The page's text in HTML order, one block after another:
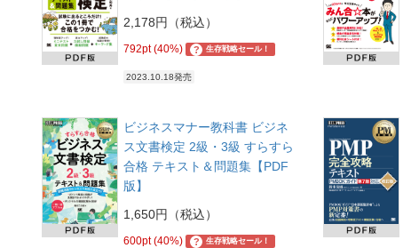
2,178円（税込）
792pt (40%) ? 生存戦略セール！
2023.10.18発売
ビジネスマナー教科書 ビジネ
ス文書検定 2級・3級 すらすら
合格 テキスト＆問題集【PDF
版】
1,650円（税込）
600pt (40%) ? 生存戦略セール！